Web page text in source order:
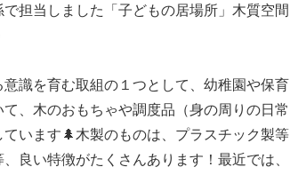
担当しました「子どもの居場所」木質空間
識を育む取組の１つとして、幼稚園や保育
、木のおもちゃや調度品（身の周りの日常
います🌲木製のものは、プラスチック製等
良い特徴がたくさんあります！最近では、